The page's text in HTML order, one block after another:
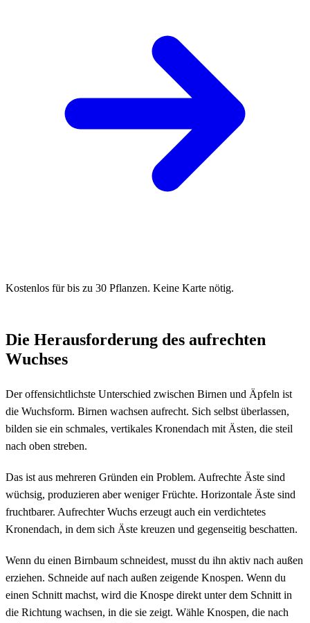
Kostenlos für bis zu 30 Pflanzen. Keine Karte nötig.
Die Herausforderung des aufrechten
Wuchses
Der offensichtlichste Unterschied zwischen Birnen und Äpfeln ist
die Wuchsform. Birnen wachsen aufrecht. Sich selbst überlassen,
bilden sie ein schmales, vertikales Kronendach mit Ästen, die steil
nach oben streben.
Das ist aus mehreren Gründen ein Problem. Aufrechte Äste sind
wüchsig, produzieren aber weniger Früchte. Horizontale Äste sind
fruchtbarer. Aufrechter Wuchs erzeugt auch ein verdichtetes
Kronendach, in dem sich Äste kreuzen und gegenseitig beschatten.
Wenn du einen Birnbaum schneidest, musst du ihn aktiv nach außen
erziehen. Schneide auf nach außen zeigende Knospen. Wenn du
einen Schnitt machst, wird die Knospe direkt unter dem Schnitt in
die Richtung wachsen, in die sie zeigt. Wähle Knospen, die nach